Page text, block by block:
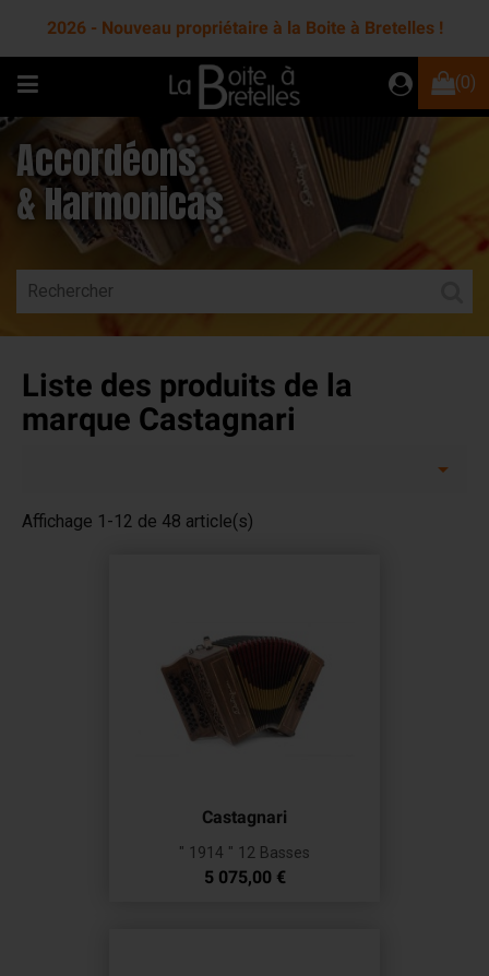
2026 - Nouveau propriétaire à la Boite à Bretelles !
(0)
Accordéons
& Harmonicas
Liste des produits de la
marque Castagnari

Affichage 1-12 de 48 article(s)
Castagnari
" 1914 " 12 Basses
Prix
5 075,00 €